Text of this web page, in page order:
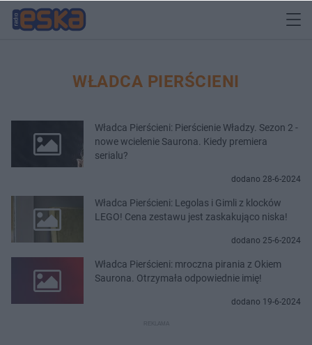
WŁADCA PIERŚCIENI
Władca Pierścieni: Pierścienie Władzy. Sezon 2 -
nowe wcielenie Saurona. Kiedy premiera
serialu?
dodano 28-6-2024
Władca Pierścieni: Legolas i Gimli z klocków
LEGO! Cena zestawu jest zaskakująco niska!
dodano 25-6-2024
Władca Pierścieni: mroczna pirania z Okiem
Saurona. Otrzymała odpowiednie imię!
dodano 19-6-2024